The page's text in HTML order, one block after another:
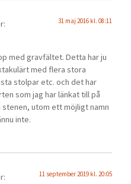
31 maj 2016 kl. 08:11
med gravfältet. Detta har ju
med flera stora
stolpar etc. och det har
som jag har länkat till på
utom ett möjligt namn
inte.
11 september 2019 kl. 20:05